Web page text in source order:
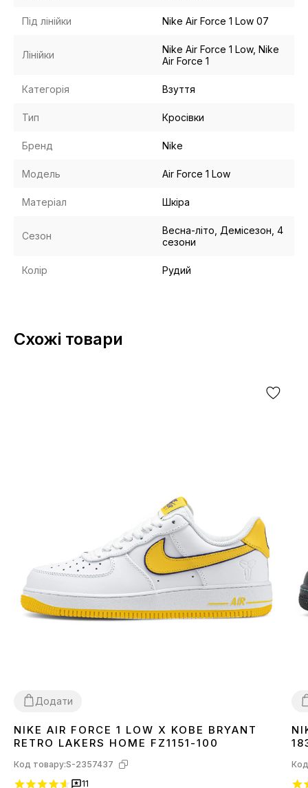
Під лінійки Nike Air Force 1 Low 07
Лінійки
Nike Air Force 1 Low, Nike
Air Force 1
Категорія Взуття
Тип Кросівки
Бренд Nike
Модель Air Force 1 Low
Матеріал Шкіра
Сезон
Весна-літо, Демісезон, 4
сезони
Колір Рудий
Схожі товари
Додати
4041 4243 44
NIKE AIR FORCE 1 LOW X KOBE BRYANT
RETRO LAKERS HOME FZ1151-100
Код товару:S-2357437
11